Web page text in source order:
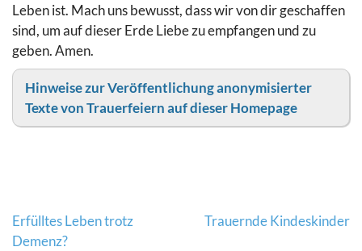
Leben ist. Mach uns bewusst, dass wir von dir geschaffen
sind, um auf dieser Erde Liebe zu empfangen und zu
geben. Amen.
Hinweise zur Veröffentlichung anonymisierter
Texte von Trauerfeiern auf dieser Homepage
Beitragsnavigation
Erfülltes Leben trotz
Demenz?
Trauernde Kindeskinder